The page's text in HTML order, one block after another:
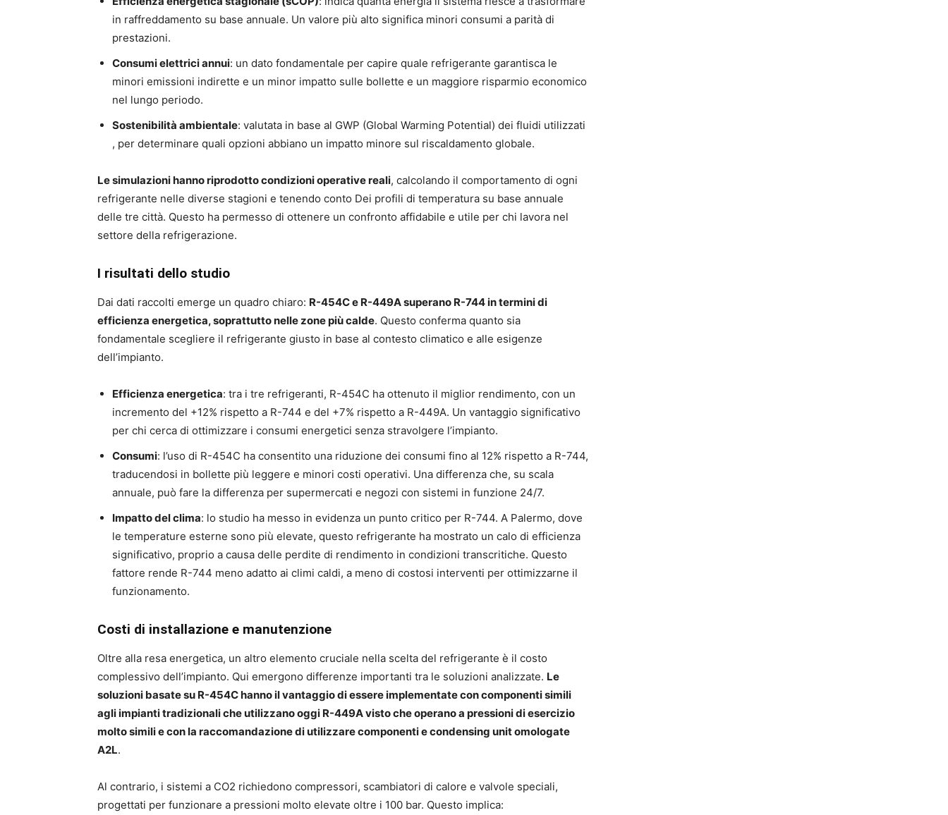
in raffreddamento su base annuale. Un valore più alto significa minori consumi a parità di
prestazioni.
Consumi elettrici annui: un dato fondamentale per capire quale refrigerante garantisca le
minori emissioni indirette e un minor impatto sulle bollette e un maggiore risparmio economico
nel lungo periodo.
Sostenibilità ambientale: valutata in base al GWP (Global Warming Potential) dei fluidi utilizzati
, per determinare quali opzioni abbiano un impatto minore sul riscaldamento globale.
Le simulazioni hanno riprodotto condizioni operative reali, calcolando il comportamento di ogni
refrigerante nelle diverse stagioni e tenendo conto Dei profili di temperatura su base annuale
delle tre città. Questo ha permesso di ottenere un confronto affidabile e utile per chi lavora nel
settore della refrigerazione.
I risultati dello studio
Dai dati raccolti emerge un quadro chiaro: R-454C e R-449A superano R-744 in termini di
efficienza energetica, soprattutto nelle zone più calde. Questo conferma quanto sia
fondamentale scegliere il refrigerante giusto in base al contesto climatico e alle esigenze
dell’impianto.
Efficienza energetica: tra i tre refrigeranti, R-454C ha ottenuto il miglior rendimento, con un
incremento del +12% rispetto a R-744 e del +7% rispetto a R-449A. Un vantaggio significativo
per chi cerca di ottimizzare i consumi energetici senza stravolgere l’impianto.
Consumi: l’uso di R-454C ha consentito una riduzione dei consumi fino al 12% rispetto a R-744,
traducendosi in bollette più leggere e minori costi operativi. Una differenza che, su scala
annuale, può fare la differenza per supermercati e negozi con sistemi in funzione 24/7.
Impatto del clima: lo studio ha messo in evidenza un punto critico per R-744. A Palermo, dove
le temperature esterne sono più elevate, questo refrigerante ha mostrato un calo di efficienza
significativo, proprio a causa delle perdite di rendimento in condizioni transcritiche. Questo
fattore rende R-744 meno adatto ai climi caldi, a meno di costosi interventi per ottimizzarne il
funzionamento.
Costi di installazione e manutenzione
Oltre alla resa energetica, un altro elemento cruciale nella scelta del refrigerante è il costo
complessivo dell’impianto. Qui emergono differenze importanti tra le soluzioni analizzate. Le
soluzioni basate su R-454C hanno il vantaggio di essere implementate con componenti simili
agli impianti tradizionali che utilizzano oggi R-449A visto che operano a pressioni di esercizio
molto simili e con la raccomandazione di utilizzare componenti e condensing unit omologate
A2L.
Al contrario, i sistemi a CO2 richiedono compressori, scambiatori di calore e valvole speciali,
progettati per funzionare a pressioni molto elevate oltre i 100 bar. Questo implica: